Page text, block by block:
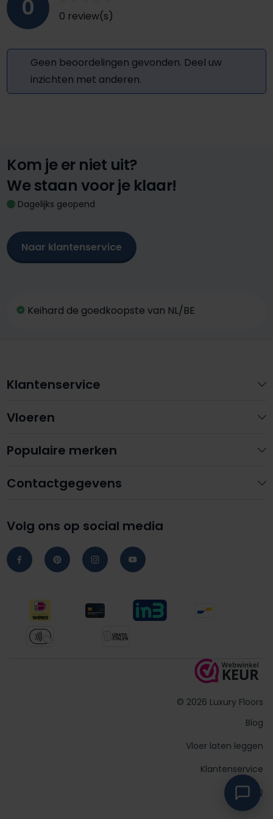
0 0 review(s)
Geen beoordelingen gevonden. Deel uw
inzichten met anderen.
Kom je er niet uit?
We staan voor je klaar!
Dagelijks geopend
Naar klantenservice
Keihard de goedkoopste van NL/BE
Contactgegevens
Volg ons op social media
Klantenservice
Vloeren
Populaire merken
© 2026 Luxury Floors
Blog
Vloer laten leggen
Klantenservice
FAQ